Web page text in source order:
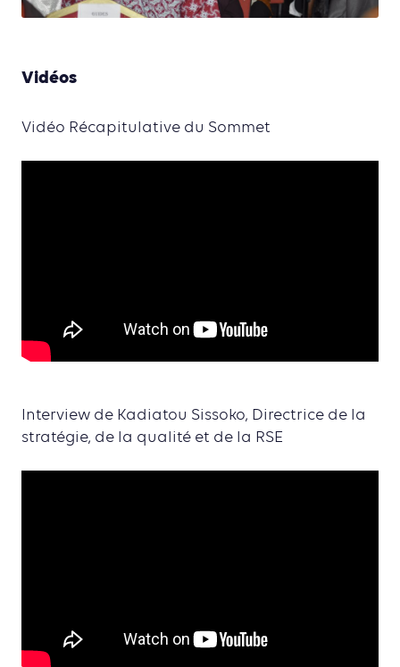
Vidéos
Vidéo Récapitulative du Sommet
Interview de Kadiatou Sissoko, Directrice de la
stratégie, de la qualité et de la RSE